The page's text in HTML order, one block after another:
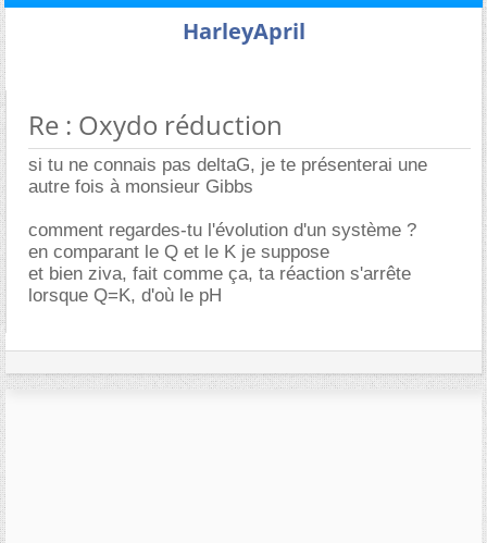
HarleyApril
Re : Oxydo réduction
si tu ne connais pas deltaG, je te présenterai une
autre fois à monsieur Gibbs
comment regardes-tu l'évolution d'un système ?
en comparant le Q et le K je suppose
et bien ziva, fait comme ça, ta réaction s'arrête
lorsque Q=K, d'où le pH